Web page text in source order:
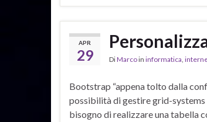
APR
29 DiMarcoin informatica,
Bootstrap “appena tolto dalla
possibilità di gestire grid-systems
bisogno di realizzare una tabella